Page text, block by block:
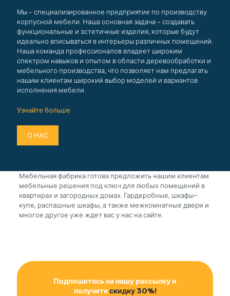
Мы - специализированное предприятие по производству
корпусной мебели. Наша основная задача - создавать
функциональные и эстетичные изделия, которые будут
идеально вписываться в интерьеры различных помещений.
Наша команда профессионалов владеет широким
спектром навыков и опытом в области деревообработки и
мебельного производства, что позволяет нам предлагать
нашим клиентам широкий выбор моделей и вариантов
исполнения мебели.
Узнайте больше
О НАС
Мебельная фабрика готова предложить нашим клиентам
мебельные решения под ключ для любых помещений в
квартирах и загородных домах. Гардеробные, шкафы-
купе, распашные шкафы, а также межкомнатные двери и
многое другое уже ждет вас у нас на сайте.
Подпишитесь на нашу рассылку и
получитескидку 30%!